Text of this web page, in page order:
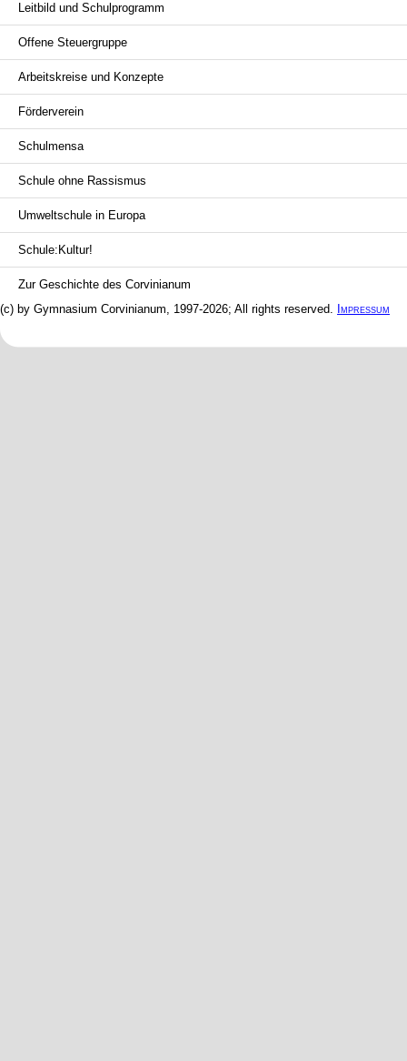
Leitbild und Schulprogramm
Offene Steuergruppe
Arbeitskreise und Konzepte
Förderverein
Schulmensa
Schule ohne Rassismus
Umweltschule in Europa
Schule:Kultur!
Zur Geschichte des Corvinianum
(c) by Gymnasium Corvinianum, 1997-2026; All rights reserved. Impressum